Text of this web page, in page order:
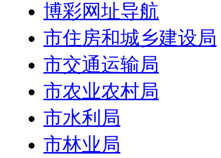
博彩网址导航
市住房和城乡建设局
市交通运输局
市农业农村局
市水利局
市林业局